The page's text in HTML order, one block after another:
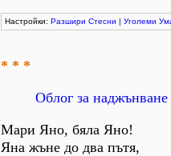
Настройки: Разшири Стесни | Уголеми
* * *
Облог за
Мари Яно, бяла Яно!
Яна жъне до два пътя,